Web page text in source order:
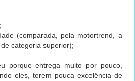
(comparada, pela motortrend, a
categoria superior);
porque entrega muito por pouco,
eles, terem pouca excelência de